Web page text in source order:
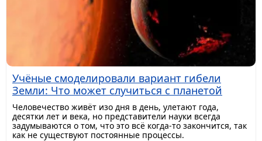
Учёные смоделировали вариант гибели
Земли: Что может случиться с планетой
Человечество живёт изо дня в день, улетают года,
десятки лет и века, но представители науки всегда
задумываются о том, что это всё когда-то закончится, так
как не существуют постоянные процессы.